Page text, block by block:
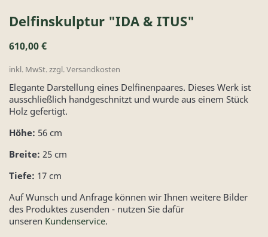
Delfinskulptur "IDA & ITUS"
610,00 €
inkl. MwSt. zzgl. Versandkosten
Elegante Darstellung eines Delfinenpaares. Dieses Werk ist
ausschließlich handgeschnitzt und wurde aus einem Stück
Holz gefertigt.
Höhe: 56 cm
Breite: 25 cm
Tiefe: 17 cm
Auf Wunsch und Anfrage können wir Ihnen weitere Bilder
des Produktes zusenden - nutzen Sie dafür
unseren Kundenservice.